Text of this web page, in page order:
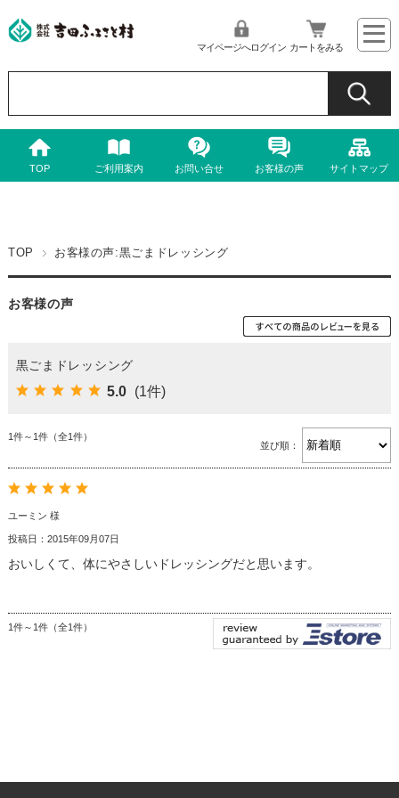
マイページへログイン カートをみる
TOP ご利用案内 お問い合せ お客様の声 サイトマップ
TOP お客様の声:黒ごまドレッシング
お客様の声
黒ごまドレッシング
5.0 (1件)
1件～1件（全1件）
並び順：
ユーミン 様
投稿日：2015年09月07日
おいしくて、体にやさしいドレッシングだと思います。
1件～1件（全1件）